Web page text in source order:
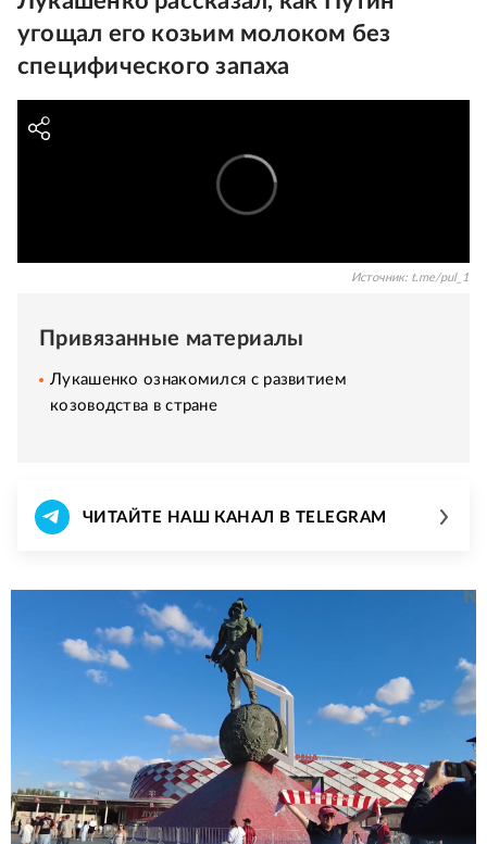
угощал его козьим молоком без
специфического запаха
Источник: t.me/pul_1
Привязанные материалы
Лукашенко ознакомился с развитием
козоводства в стране
ЧИТАЙТЕ НАШ КАНАЛ В TELEGRAM